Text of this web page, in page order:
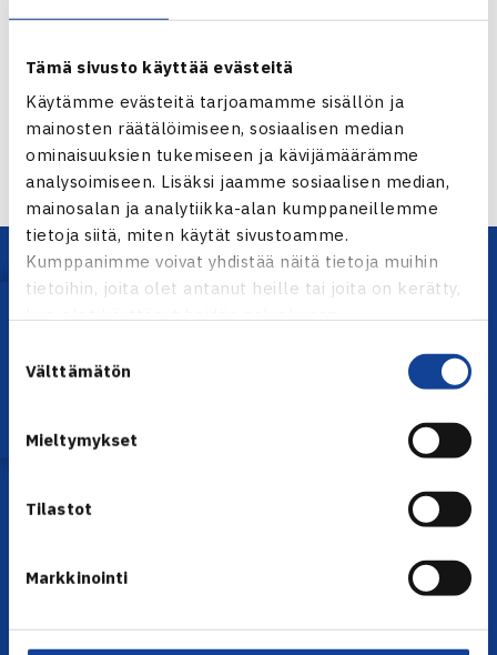
Tämä sivusto käyttää evästeitä
Käytämme evästeitä tarjoamamme sisällön ja
mainosten räätälöimiseen, sosiaalisen median
ominaisuuksien tukemiseen ja kävijämäärämme
analysoimiseen. Lisäksi jaamme sosiaalisen median,
mainosalan ja analytiikka-alan kumppaneillemme
tietoja siitä, miten käytät sivustoamme.
Kumppanimme voivat yhdistää näitä tietoja muihin
tietoihin, joita olet antanut heille tai joita on kerätty,
valinta
Välttämätön
Mieltymykset
Tilastot
Markkinointi
Jaa:
← Edellinen
Lataa OmaTennis!
Puh. 010 574 3959
Muina aikoina olkaa yhteydessä
KAIKKI YHTEYSTIEDOT →